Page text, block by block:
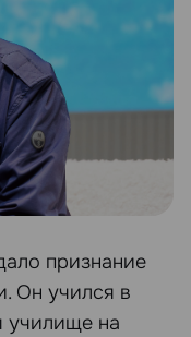
признание
Он учился в
училище на